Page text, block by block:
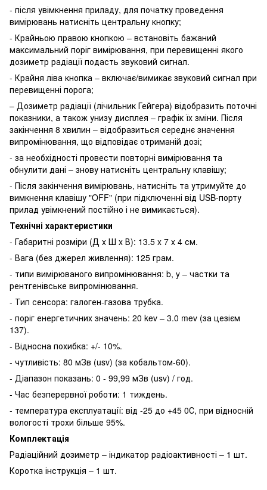
- після увімкнення приладу, для початку проведення
вимірювань натисніть центральну кнопку;
- Крайньою правою кнопкою – встановіть бажаний
максимальний поріг вимірювання, при перевищенні якого
дозиметр радіації подасть звуковий сигнал.
- Крайня ліва кнопка – включає/вимикає звуковий сигнал при
перевищенні порога;
– Дозиметр радіації (лічильник Гейгера) відобразить поточні
показники, а також унизу дисплея – графік їх зміни. Після
закінчення 8 хвилин – відобразиться середнє значення
випромінювання, що відповідає отриманій дозі;
- за необхідності провести повторні вимірювання та
обнулити дані – знову натисніть центральну клавішу;
- Після закінчення вимірювань, натисніть та утримуйте до
вимкнення клавішу "OFF" (при підключенні від USB-порту
прилад увімкнений постійно і не вимикається).
Технічні характеристики
- Габаритні розміри (Д x Ш x В): 13.5 x 7 x 4 см.
- Вага (без джерел живлення): 125 грам.
- типи вимірюваного випромінювання: b, y – частки та
рентгенівське випромінювання.
- Тип сенсора: галоген-газова трубка.
- поріг енергетичних значень: 20 kev – 3.0 mev (за цезієм
137).
- Відносна похибка: +/- 10%.
- чутливість: 80 мЗв (usv) (за кобальтом-60).
- Діапазон показань: 0 - 99,99 мЗв (usv) / год.
- Час безперервної роботи: 1 тиждень.
- температура експлуатації: від -25 до +45 0С, при відносній
вологості трохи більше 95%.
Комплектація
Радіаційний дозиметр – індикатор радіоактивності – 1 шт.
Коротка інструкція – 1 шт.